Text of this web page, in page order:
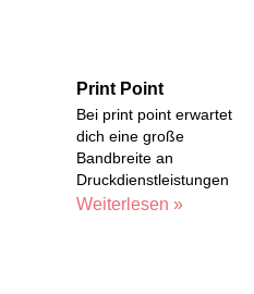
Print Point
Bei print point erwartet
dich eine große
Bandbreite an
Druckdienstleistungen
Weiterlesen »